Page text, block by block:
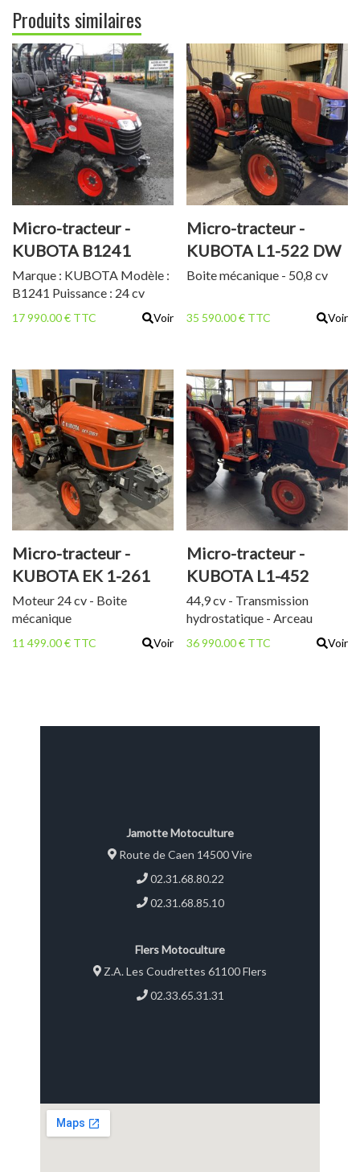
Produits similaires
Micro-tracteur -
KUBOTA B1241
Marque : KUBOTA Modèle :
B1241 Puissance : 24 cv
Moteur Diésel Kubota 3
cylindres Cylindrée : 1123 cc
force arrière Arceau de
sécurité Direction assistée
Homologation route : : Oui 4
roues motrices - Roues
agraires 6-12 et 9.5-16 Boite
mécanique 4 vitesses dont
[...]
17 990.00 € TTC Voir
Micro-tracteur -
KUBOTA L1-522 DW
Boite mécanique - 50,8 cv
35 590.00 € TTC Voir
Micro-tracteur -
KUBOTA EK 1-261
Moteur 24 cv - Boite
mécanique
11 499.00 € TTC Voir
Micro-tracteur -
KUBOTA L1-452
HDW
44,9 cv - Transmission
hydrostatique - Arceau
arrière
36 990.00 € TTC Voir
Jamotte Motoculture
Route de Caen 14500 Vire
02.31.68.80.22
02.31.68.85.10
Flers Motoculture
Z.A. Les Coudrettes 61100 Flers
02.33.65.31.31